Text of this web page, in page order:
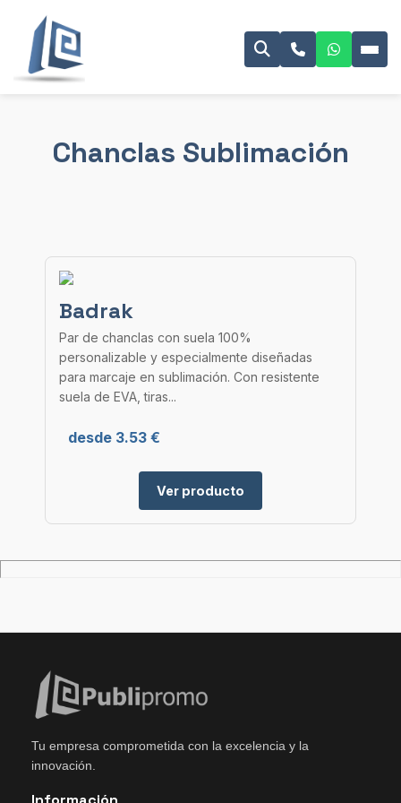
Chanclas Sublimación
Badrak
Par de chanclas con suela 100%
personalizable y especialmente diseñadas
para marcaje en sublimación. Con resistente
suela de EVA, tiras...
desde 3.53 €
Ver producto
Tu empresa comprometida con la excelencia y la
innovación.